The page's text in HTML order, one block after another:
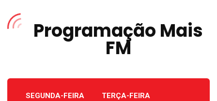
Programação Mais
FM
SEGUNDA-FEIRA TERÇA-FEIRA